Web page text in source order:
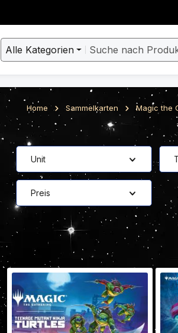
Alle Kategorien
Home Sammelkarten Magic the
Unit
Preis